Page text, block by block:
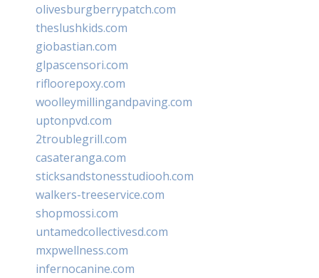
olivesburgberrypatch.com
theslushkids.com
giobastian.com
glpascensori.com
rifloorepoxy.com
woolleymillingandpaving.com
uptonpvd.com
2troublegrill.com
casateranga.com
sticksandstonesstudiooh.com
walkers-treeservice.com
shopmossi.com
untamedcollectivesd.com
mxpwellness.com
infernocanine.com